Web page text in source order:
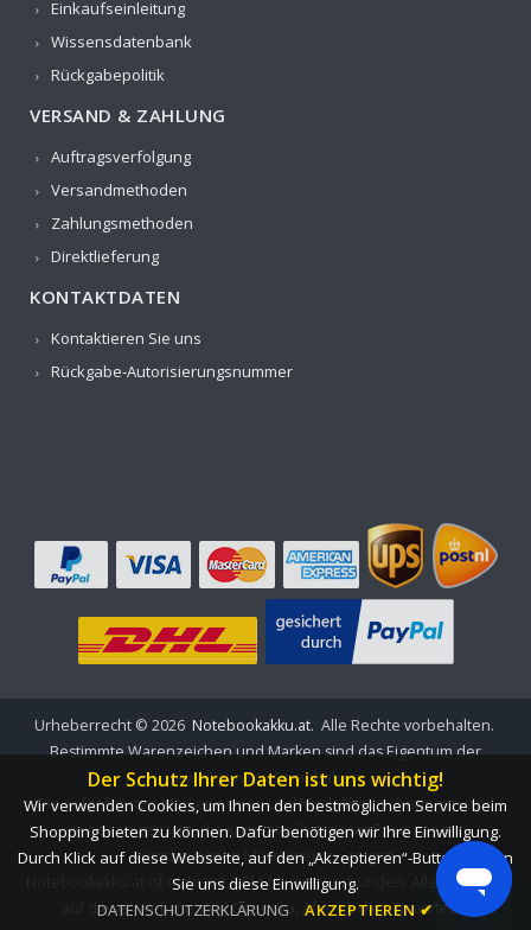
Einkaufseinleitung
Wissensdatenbank
Rückgabepolitik
VERSAND & ZAHLUNG
Auftragsverfolgung
Versandmethoden
Zahlungsmethoden
Direktlieferung
KONTAKTDATEN
Kontaktieren Sie uns
Rückgabe-Autorisierungsnummer
Urheberrecht © 2026 Notebookakku.at. Alle Rechte vorbehalten.
Bestimmte Warenzeichen und Marken sind das Eigentum der
jeweiligen Markeninhaber.
Die aufgeführten Markennamen und Modellbezeichnungen sind
nur dazu gedacht, die Kompatibilität dieser Produkte mit
verschiedenen Maschinen zu zeigen.
Notebookakku.at ist nicht mit OEM-Marken verbunden. Alle Produkte
auf dieser Website sind Generika, Aftermarket, Ersatzteile.
Der Schutz Ihrer Daten ist uns wichtig!
Wir verwenden Cookies, um Ihnen den bestmöglichen Service beim
Shopping bieten zu können. Dafür benötigen wir Ihre Einwilligung.
Durch Klick auf diese Webseite, auf den „Akzeptieren“-Button, geben
Sie uns diese Einwilligung.
DATENSCHUTZERKLÄRUNG
AKZEPTIEREN ✔